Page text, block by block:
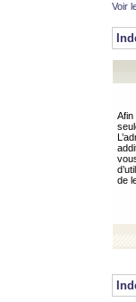
Voir
Afin
de